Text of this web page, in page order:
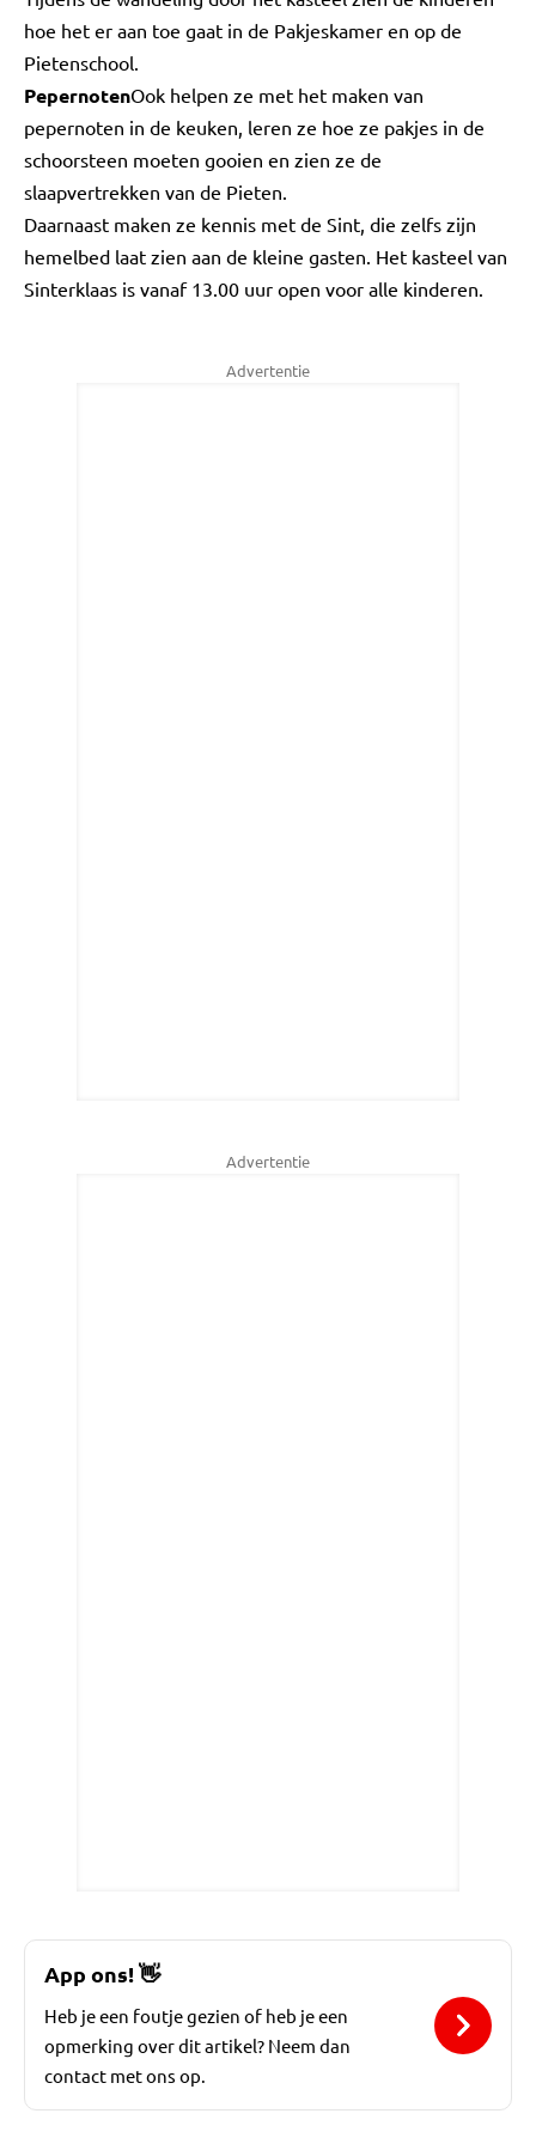
hoe het er aan toe gaat in de Pakjeskamer en op de
Pietenschool.
PepernotenOok helpen ze met het maken van
pepernoten in de keuken, leren ze hoe ze pakjes in de
schoorsteen moeten gooien en zien ze de
slaapvertrekken van de Pieten.
Daarnaast maken ze kennis met de Sint, die zelfs zijn
hemelbed laat zien aan de kleine gasten. Het kasteel van
Sinterklaas is vanaf 13.00 uur open voor alle kinderen.
Advertentie
Advertentie
App ons!👋
Heb je een foutje gezien of heb je een
opmerking over dit artikel? Neem dan
contact met ons op.